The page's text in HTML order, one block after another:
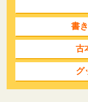
書
古
グ